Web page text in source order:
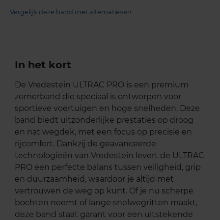
Vergelijk deze band met alternatieven
In het kort
De Vredestein ULTRAC PRO is een premium
zomerband die speciaal is ontworpen voor
sportieve voertuigen en hoge snelheden. Deze
band biedt uitzonderlijke prestaties op droog
en nat wegdek, met een focus op precisie en
rijcomfort. Dankzij de geavanceerde
technologieën van Vredestein levert de ULTRAC
PRO een perfecte balans tussen veiligheid, grip
en duurzaamheid, waardoor je altijd met
vertrouwen de weg op kunt. Of je nu scherpe
bochten neemt of lange snelwegritten maakt,
deze band staat garant voor een uitstekende